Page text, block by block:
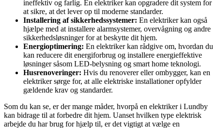
ineffektiv og farlig. En elektriker kan opgradere dit system for
at sikre, at det lever op til moderne standarder.
Installering af sikkerhedssystemer: En elektriker kan også
hjælpe med at installere alarmsystemer, overvågning og andre
sikkerhedsløsninger for at beskytte dit hjem.
Energioptimering: En elektriker kan rådgive om, hvordan du
kan reducere dit energiforbrug og installere energieffektive
løsninger såsom LED-belysning og smart home teknologi.
Husrenoveringer: Hvis du renoverer eller ombygger, kan en
elektriker sørge for, at alle elektriske installationer opfylder
gældende krav og standarder.
Som du kan se, er der mange måder, hvorpå en elektriker i Lundby
kan bidrage til at forbedre dit hjem. Uanset hvilken type elektrisk
arbejde du har brug for hjælp til, er det vigtigt at vælge en